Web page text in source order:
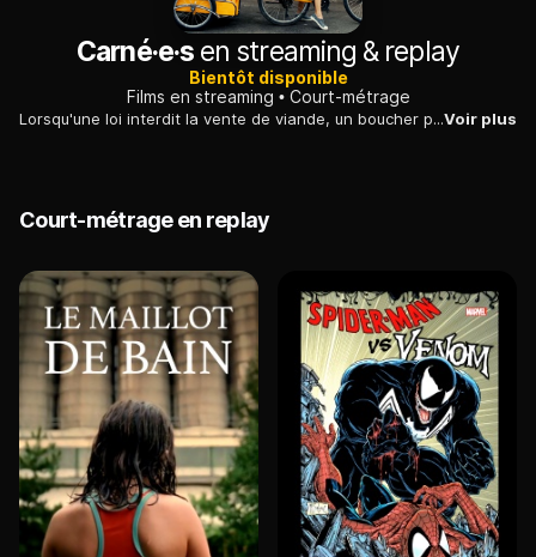
Carné·e·sen streaming & replay
Bientôt disponible
Films en streaming
Court-métrage
Lorsqu'une loi interdit la vente de viande, un boucher prend la route avec l'intention de s'installer dans un autre pays et multiplie les rencontres en chemin.Voir plus
Court-métrage en replay